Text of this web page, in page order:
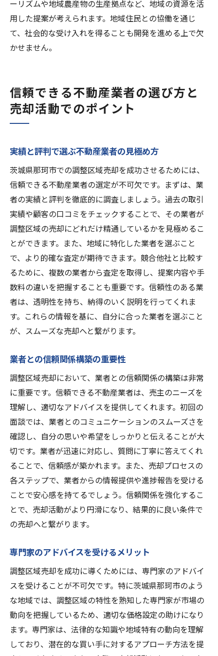
ーリズムや地域農産物の生産拠点など、地域の資源を活
用した提案が考えられます。地域住民との協働を通じ
て、社会的な受け入れを得ることも開発を進める上で欠
かせません。
信頼できる不動産業者の選び方と
売却活動でのポイント
実績と評判で選ぶ不動産業者の見極め方
茨城県那珂市での調整区域売却を成功させるためには、
信頼できる不動産業者の選定が不可欠です。まずは、業
者の実績と評判を徹底的に調査しましょう。過去の取引
実績や顧客の口コミをチェックすることで、その業者が
調整区域の売却にどれだけ精通しているかを見極めるこ
とができます。また、地域に特化した業者を選ぶこと
で、より的確な査定が期待できます。競合他社と比較す
るために、複数の業者から査定を取得し、提案内容や手
数料の違いを把握することも重要です。信頼性のある業
者は、透明性を持ち、納得のいく説明を行ってくれま
す。これらの情報を基に、自分に合った業者を選ぶこと
が、スムーズな売却へと繋がります。
業者との信頼関係構築の重要性
調整区域売却において、業者との信頼関係の構築は非常
に重要です。信頼できる不動産業者は、売主のニーズを
理解し、適切なアドバイスを提供してくれます。初回の
面談では、業者とのコミュニケーションのスムーズさを
確認し、自分の思いや希望をしっかりと伝えることが大
切です。業者が迅速に対応し、質問に丁寧に答えてくれ
ることで、信頼感が築かれます。また、売却プロセスの
各ステップで、業者からの情報提供や進捗報告を受ける
ことで安心感を持てるでしょう。信頼関係を強化するこ
とで、売却活動がより円滑になり、結果的に良い条件で
の売却へと繋がります。
専門家のアドバイスを受けるメリット
調整区域売却を成功に導くためには、専門家のアドバイ
スを受けることが不可欠です。特に茨城県那珂市のよう
な地域では、調整区域の特性を熟知した専門家が市場の
動向を把握しているため、適切な価格設定の助けになり
ます。専門家は、法律的な知識や地域特有の動向を理解
しており、潜在的な買い手に対するアプローチ方法を提